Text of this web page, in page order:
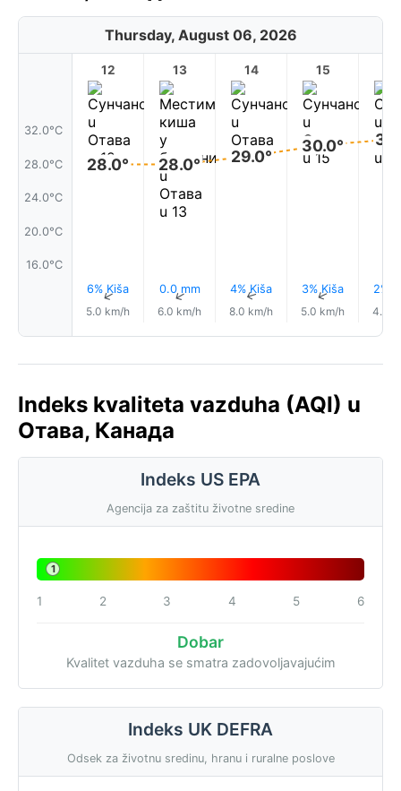
Thursday, August 06, 2026
32.0°C
28.0°C
24.0°C
20.0°C
16.0°C
12
28.0°
6% Kiša
↑
5.0 km/h
13
28.0°
0.0 mm
↑
6.0 km/h
14
29.0°
4% Kiša
↑
8.0 km/h
15
30.0°
3% Kiša
↑
5.0 km/h
2%
4.0
Indeks kvaliteta vazduha (AQI) u
Отава, Канада
Indeks US EPA
Agencija za zaštitu životne sredine
1
1 2 3 4 5 6
Dobar
Kvalitet vazduha se smatra zadovoljavajućim
Indeks UK DEFRA
Odsek za životnu sredinu, hranu i ruralne poslove